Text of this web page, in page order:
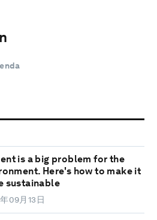
is a big problem for the
Here's how to make it
sustainable
09月13日